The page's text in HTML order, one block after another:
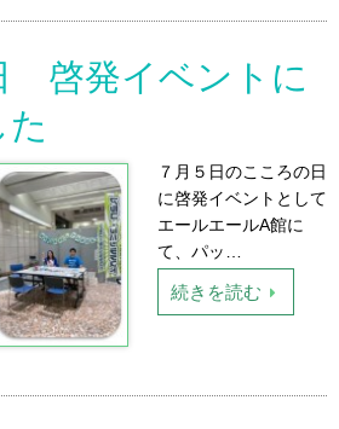
啓発イベントに
７月５日のこころの日
に啓発イベントとして
エールエールA館に
て、パッ…
続きを読む